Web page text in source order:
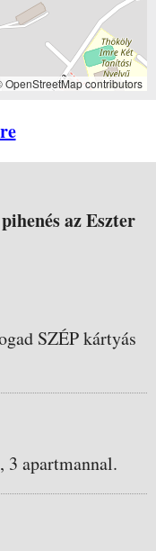
OpenStreetMap contributors
az Eszter
SZÉP kártyás
3 apartmannal.